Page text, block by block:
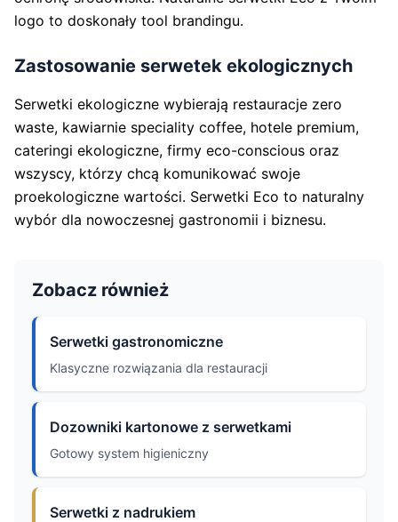
logo to doskonały tool brandingu.
Zastosowanie serwetek ekologicznych
Serwetki ekologiczne wybierają restauracje zero
waste, kawiarnie speciality coffee, hotele premium,
cateringi ekologiczne, firmy eco-conscious oraz
wszyscy, którzy chcą komunikować swoje
proekologiczne wartości. Serwetki Eco to naturalny
wybór dla nowoczesnej gastronomii i biznesu.
Zobacz również
Serwetki gastronomiczne
Klasyczne rozwiązania dla restauracji
Dozowniki kartonowe z serwetkami
Gotowy system higieniczny
Serwetki z nadrukiem